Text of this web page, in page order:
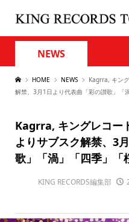
NEWS
HOME NEWS
Kagrra, キン
解禁、3月1日より代表曲「彩の讃歌」「
Kagrra, キングレコー
よりサブスク解禁、3
歌」「渦」「四季」
KING RECORDS編集部